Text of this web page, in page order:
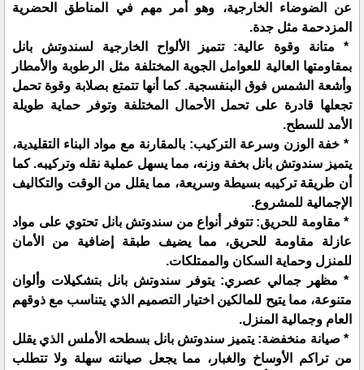
عن الضوضاء الخارجية، وهو أمر مهم في المناطق الحضرية
المزدحمة مثل جدة.
* متانة وقوة عالية: تتميز الألواح الخارجية لسندوتش بانل
بمقاومتها العالية للعوامل الجوية المختلفة مثل الرطوبة والأمطار
وأشعة الشمس فوق البنفسجية. كما أنها تتمتع بصلابة وقوة تحمل
تجعلها قادرة على تحمل الأحمال المختلفة وتوفر حماية طويلة
الأمد للسطح.
* خفة الوزن وسرعة التركيب: بالمقارنة مع مواد البناء التقليدية،
يتميز سندوتش بانل بخفة وزنه، مما يسهل عملية نقله وتركيبه. كما
أن طريقة تركيبه بسيطة وسريعة، مما يقلل من الوقت والتكاليف
الإجمالية للمشروع.
* مقاومة للحريق: تتوفر أنواع من سندوتش بانل تحتوي على مواد
عازلة مقاومة للحريق، مما يضيف طبقة إضافية من الأمان
للمنزل وحماية السكان والممتلكات.
* مظهر جمالي عصري: يتوفر سندوتش بانل بتشكيلات وألوان
متنوعة، مما يتيح للمالكين اختيار التصميم الذي يتناسب مع ذوقهم
العام وجمالية المنزل.
* صيانة منخفضة: يتميز سندوتش بانل بسطحه الأملس الذي يقلل
من تراكم الأوساخ والغبار، مما يجعل صيانته سهلة ولا تتطلب